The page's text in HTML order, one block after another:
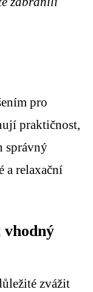
pro
praktičnost,
správný
a relaxační
zvážit